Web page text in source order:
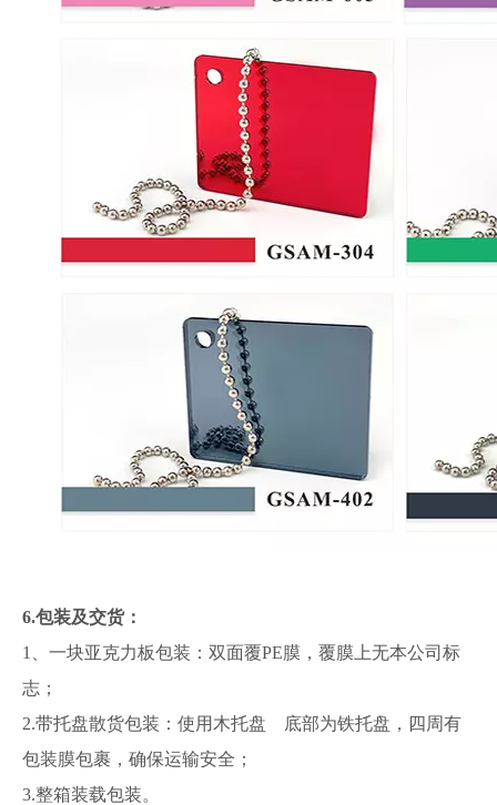
6.包装及交货：
1、一块亚克力板包装：双面覆PE膜，覆膜上无本公司标
志；
2.带托盘散货包装：使用木托盘 底部为铁托盘，四周有
包装膜包裹，确保运输安全；
3.整箱装载包装。